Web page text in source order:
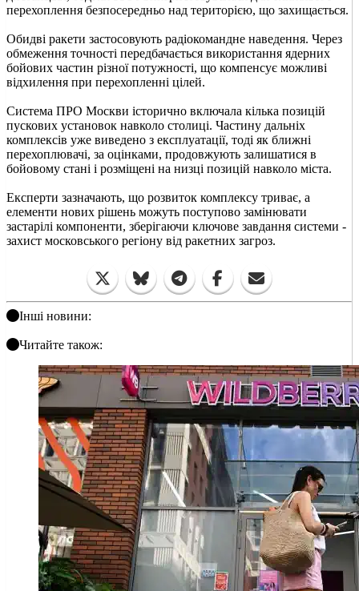
перехоплення безпосередньо над територією, що захищається.
Обидві ракети застосовують радіокомандне наведення. Через
обмеження точності передбачається використання ядерних
бойових частин різної потужності, що компенсує можливі
відхилення при перехопленні цілей.
Система ПРО Москви історично включала кілька позицій
пускових установок навколо столиці. Частину дальніх
комплексів уже виведено з експлуатації, тоді як ближні
перехоплювачі, за оцінками, продовжують залишатися в
бойовому стані і розміщені на низці позицій навколо міста.
Експерти зазначають, що розвиток комплексу триває, а
елементи нових рішень можуть поступово замінювати
застарілі компоненти, зберігаючи ключове завдання системи -
захист московського регіону від ракетних загроз.
Інші новини:
Читайте також: